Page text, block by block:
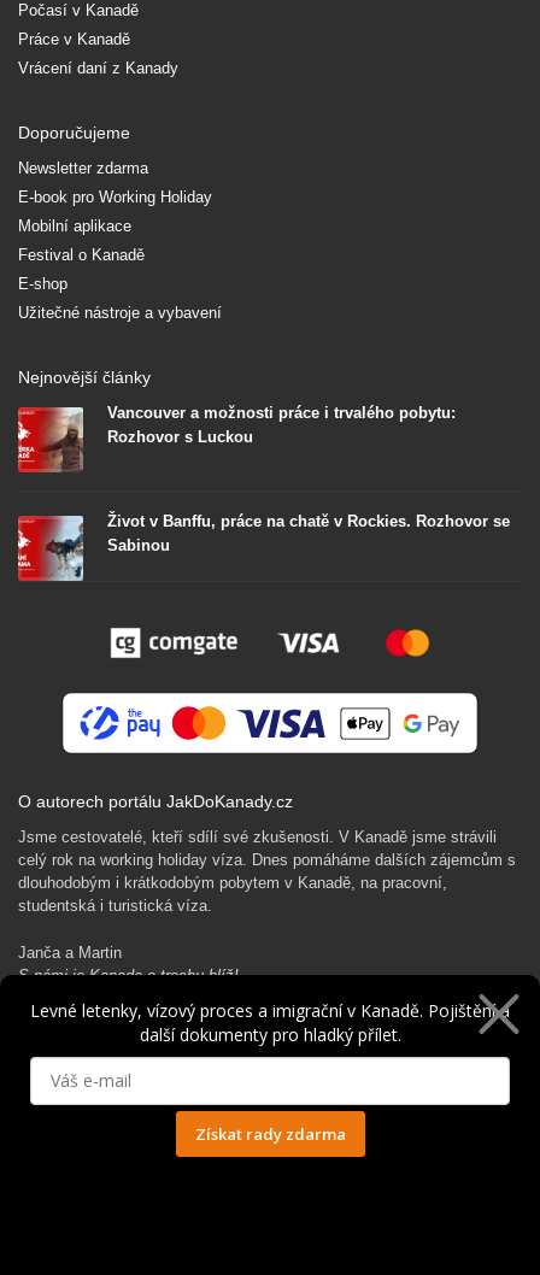
Počasí v Kanadě
Práce v Kanadě
Vrácení daní z Kanady
Doporučujeme
Newsletter zdarma
E-book pro Working Holiday
Mobilní aplikace
Festival o Kanadě
E-shop
Užitečné nástroje a vybavení
Nejnovější články
Vancouver a možnosti práce i trvalého pobytu:
Rozhovor s Luckou
Život v Banffu, práce na chatě v Rockies. Rozhovor se
Sabinou
O autorech portálu JakDoKanady.cz
Jsme cestovatelé, kteří sdílí své zkušenosti. V Kanadě jsme strávili
celý rok na working holiday víza. Dnes pomáháme dalších zájemcům s
dlouhodobým i krátkodobým pobytem v Kanadě, na pracovní,
studentská i turistická víza.
Janča a Martin
S námi je Kanada o trochu blíž!
Rádi Ti pomůžeme s kanadským dobrodružstvím…
Levné letenky, vízový proces a imigrační v Kanadě. Pojištění a
další dokumenty pro hladký přílet.
Získat rady zdarma